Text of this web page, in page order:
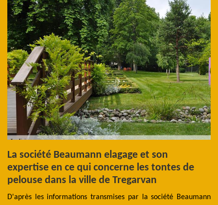
La société Beaumann elagage et son
expertise en ce qui concerne les tontes de
pelouse dans la ville de Tregarvan
D'après les informations transmises par la société Beaumann